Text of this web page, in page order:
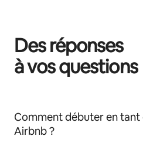
Des réponses
à vos questions
Comment débuter en tant
Airbnb ?